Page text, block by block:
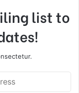
list to